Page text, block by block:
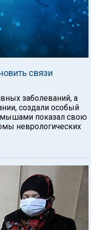
связи
заболеваний, а
создали особый
мышами показал свою
неврологических